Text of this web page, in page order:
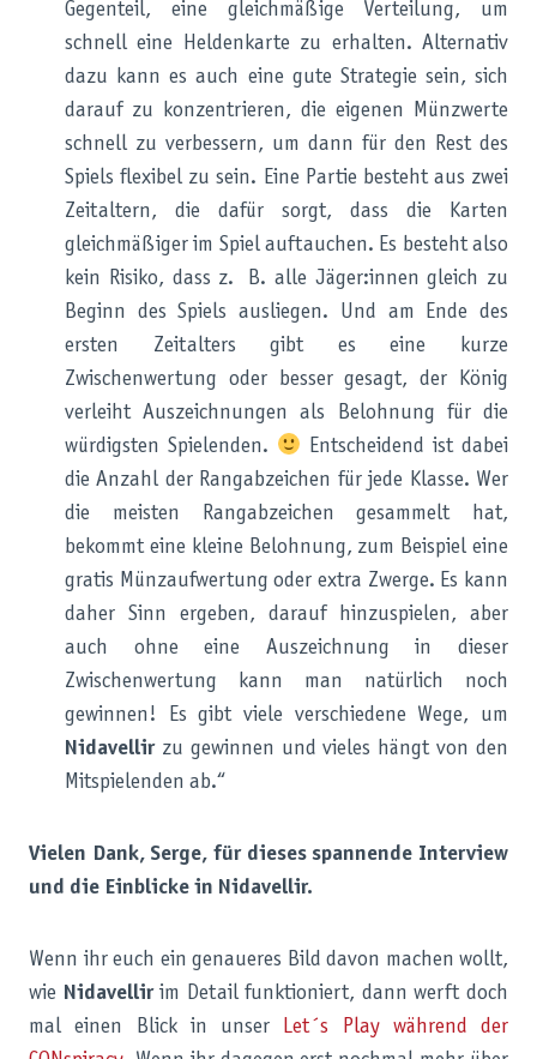
Gegenteil, eine gleichmäßige Verteilung, um
schnell eine Heldenkarte zu erhalten. Alternativ
dazu kann es auch eine gute Strategie sein, sich
darauf zu konzentrieren, die eigenen Münzwerte
schnell zu verbessern, um dann für den Rest des
Spiels flexibel zu sein. Eine Partie besteht aus zwei
Zeitaltern, die dafür sorgt, dass die Karten
gleichmäßiger im Spiel auftauchen. Es besteht also
kein Risiko, dass z. B. alle Jäger:innen gleich zu
Beginn des Spiels ausliegen. Und am Ende des
ersten Zeitalters gibt es eine kurze
Zwischenwertung oder besser gesagt, der König
verleiht Auszeichnungen als Belohnung für die
würdigsten Spielenden.
Entscheidend ist dabei
die Anzahl der Rangabzeichen für jede Klasse. Wer
die meisten Rangabzeichen gesammelt hat,
bekommt eine kleine Belohnung, zum Beispiel eine
gratis Münzaufwertung oder extra Zwerge. Es kann
daher Sinn ergeben, darauf hinzuspielen, aber
auch ohne eine Auszeichnung in dieser
Zwischenwertung kann man natürlich noch
gewinnen! Es gibt viele verschiedene Wege, um
Nidavellirzu gewinnen und vieles hängt von den
Mitspielenden ab.“
Vielen Dank, Serge, für dieses spannende Interview
und die Einblicke in Nidavellir.
Wenn ihr euch ein genaueres Bild davon machen wollt,
wie Nidavellirim Detail funktioniert, dann werft doch
mal einen Blick in unser
Let´s Play während der